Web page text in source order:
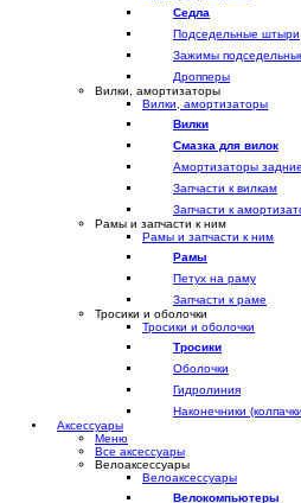
Седла
Подседельные штыри
Зажимы
Дропперы
Вилки, амортизаторы
Вилки, амортизаторы
Вилки
Смазка для вилок
Амортизаторы задние
Запчасти к вилкам
Запчасти к
Рамы и запчасти к ним
Рамы и запчасти к ним
Рамы
Петух на раму
Запчасти к раме
Тросики и оболочки
Тросики и оболочки
Тросики
Оболочки
Гидролиния
Наконечники
Аксессуары
Меню
Все аксессуары
Велоаксессуары
Велоаксессуары
Велокомпьютеры